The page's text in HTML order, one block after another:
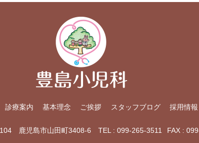
診療案内 基本理念 ご挨拶 スタッフブログ 採用情報
鹿児島市山田町3408-6 TEL : 099-265-3511 FAX :